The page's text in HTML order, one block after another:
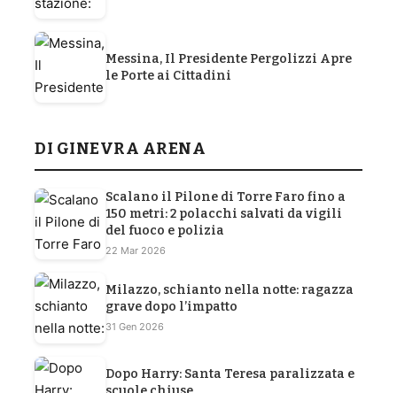
Messina, Il Presidente Pergolizzi Apre
le Porte ai Cittadini
DI GINEVRA ARENA
Scalano il Pilone di Torre Faro fino a
150 metri: 2 polacchi salvati da vigili
del fuoco e polizia
22 Mar 2026
Milazzo, schianto nella notte: ragazza
grave dopo l’impatto
31 Gen 2026
Dopo Harry: Santa Teresa paralizzata e